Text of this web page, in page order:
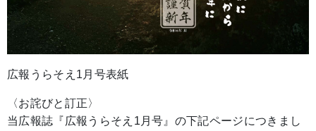
広報うらそえ1月号表紙
〈お詫びと訂正〉
当広報誌『広報うらそえ1月号』の下記ページにつきまし